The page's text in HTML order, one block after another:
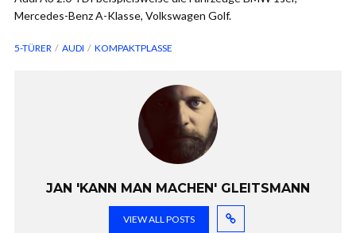
Mercedes-Benz A-Klasse, Volkswagen Golf.
5-TÜRER AUDI KOMPAKTPLASSE
JAN 'KANN MAN MACHEN' GLEITSMANN
VIEW ALL POSTS